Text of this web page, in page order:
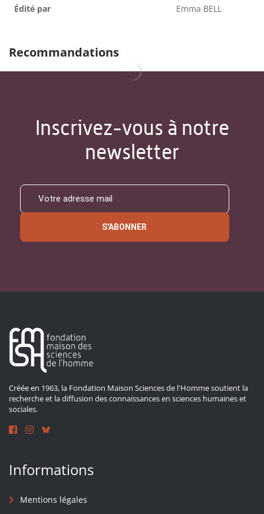
Édité par Emma BELL
Recommandations
Inscrivez-vous à notre
newsletter
S'ABONNER
Créée en 1963, la Fondation Maison Sciences de l'Homme soutient la
recherche et la diffusion des connaissances en sciences humaines et
sociales.
Informations
Mentions légales